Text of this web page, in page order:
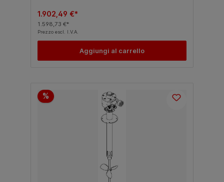
1.902,49 €*
1.598,73 €*
Prezzo escl. I.V.A.
Aggiungi al carrello
%